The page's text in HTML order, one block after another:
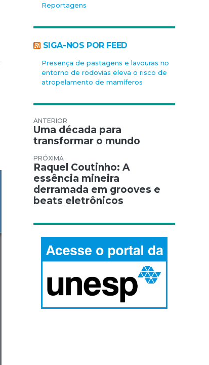
Reportagens
SIGA-NOS POR FEED
Presença de pastagens e lavouras no
entorno de rodovias eleva o risco de
atropelamento de mamíferos
Navegação de Post
Uma década para
transformar o mundo
Raquel Coutinho: A
essência mineira
derramada em grooves e
beats eletrônicos